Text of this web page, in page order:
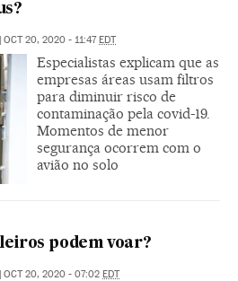
| OCT 20, 2020 - 11:47EDT
Especialistas explicam que as
empresas áreas usam filtros
para diminuir risco de
contaminação pela covid-19.
Momentos de menor
segurança ocorrem com o
avião no solo
podem voar?
| OCT 20, 2020 - 07:02 EDT